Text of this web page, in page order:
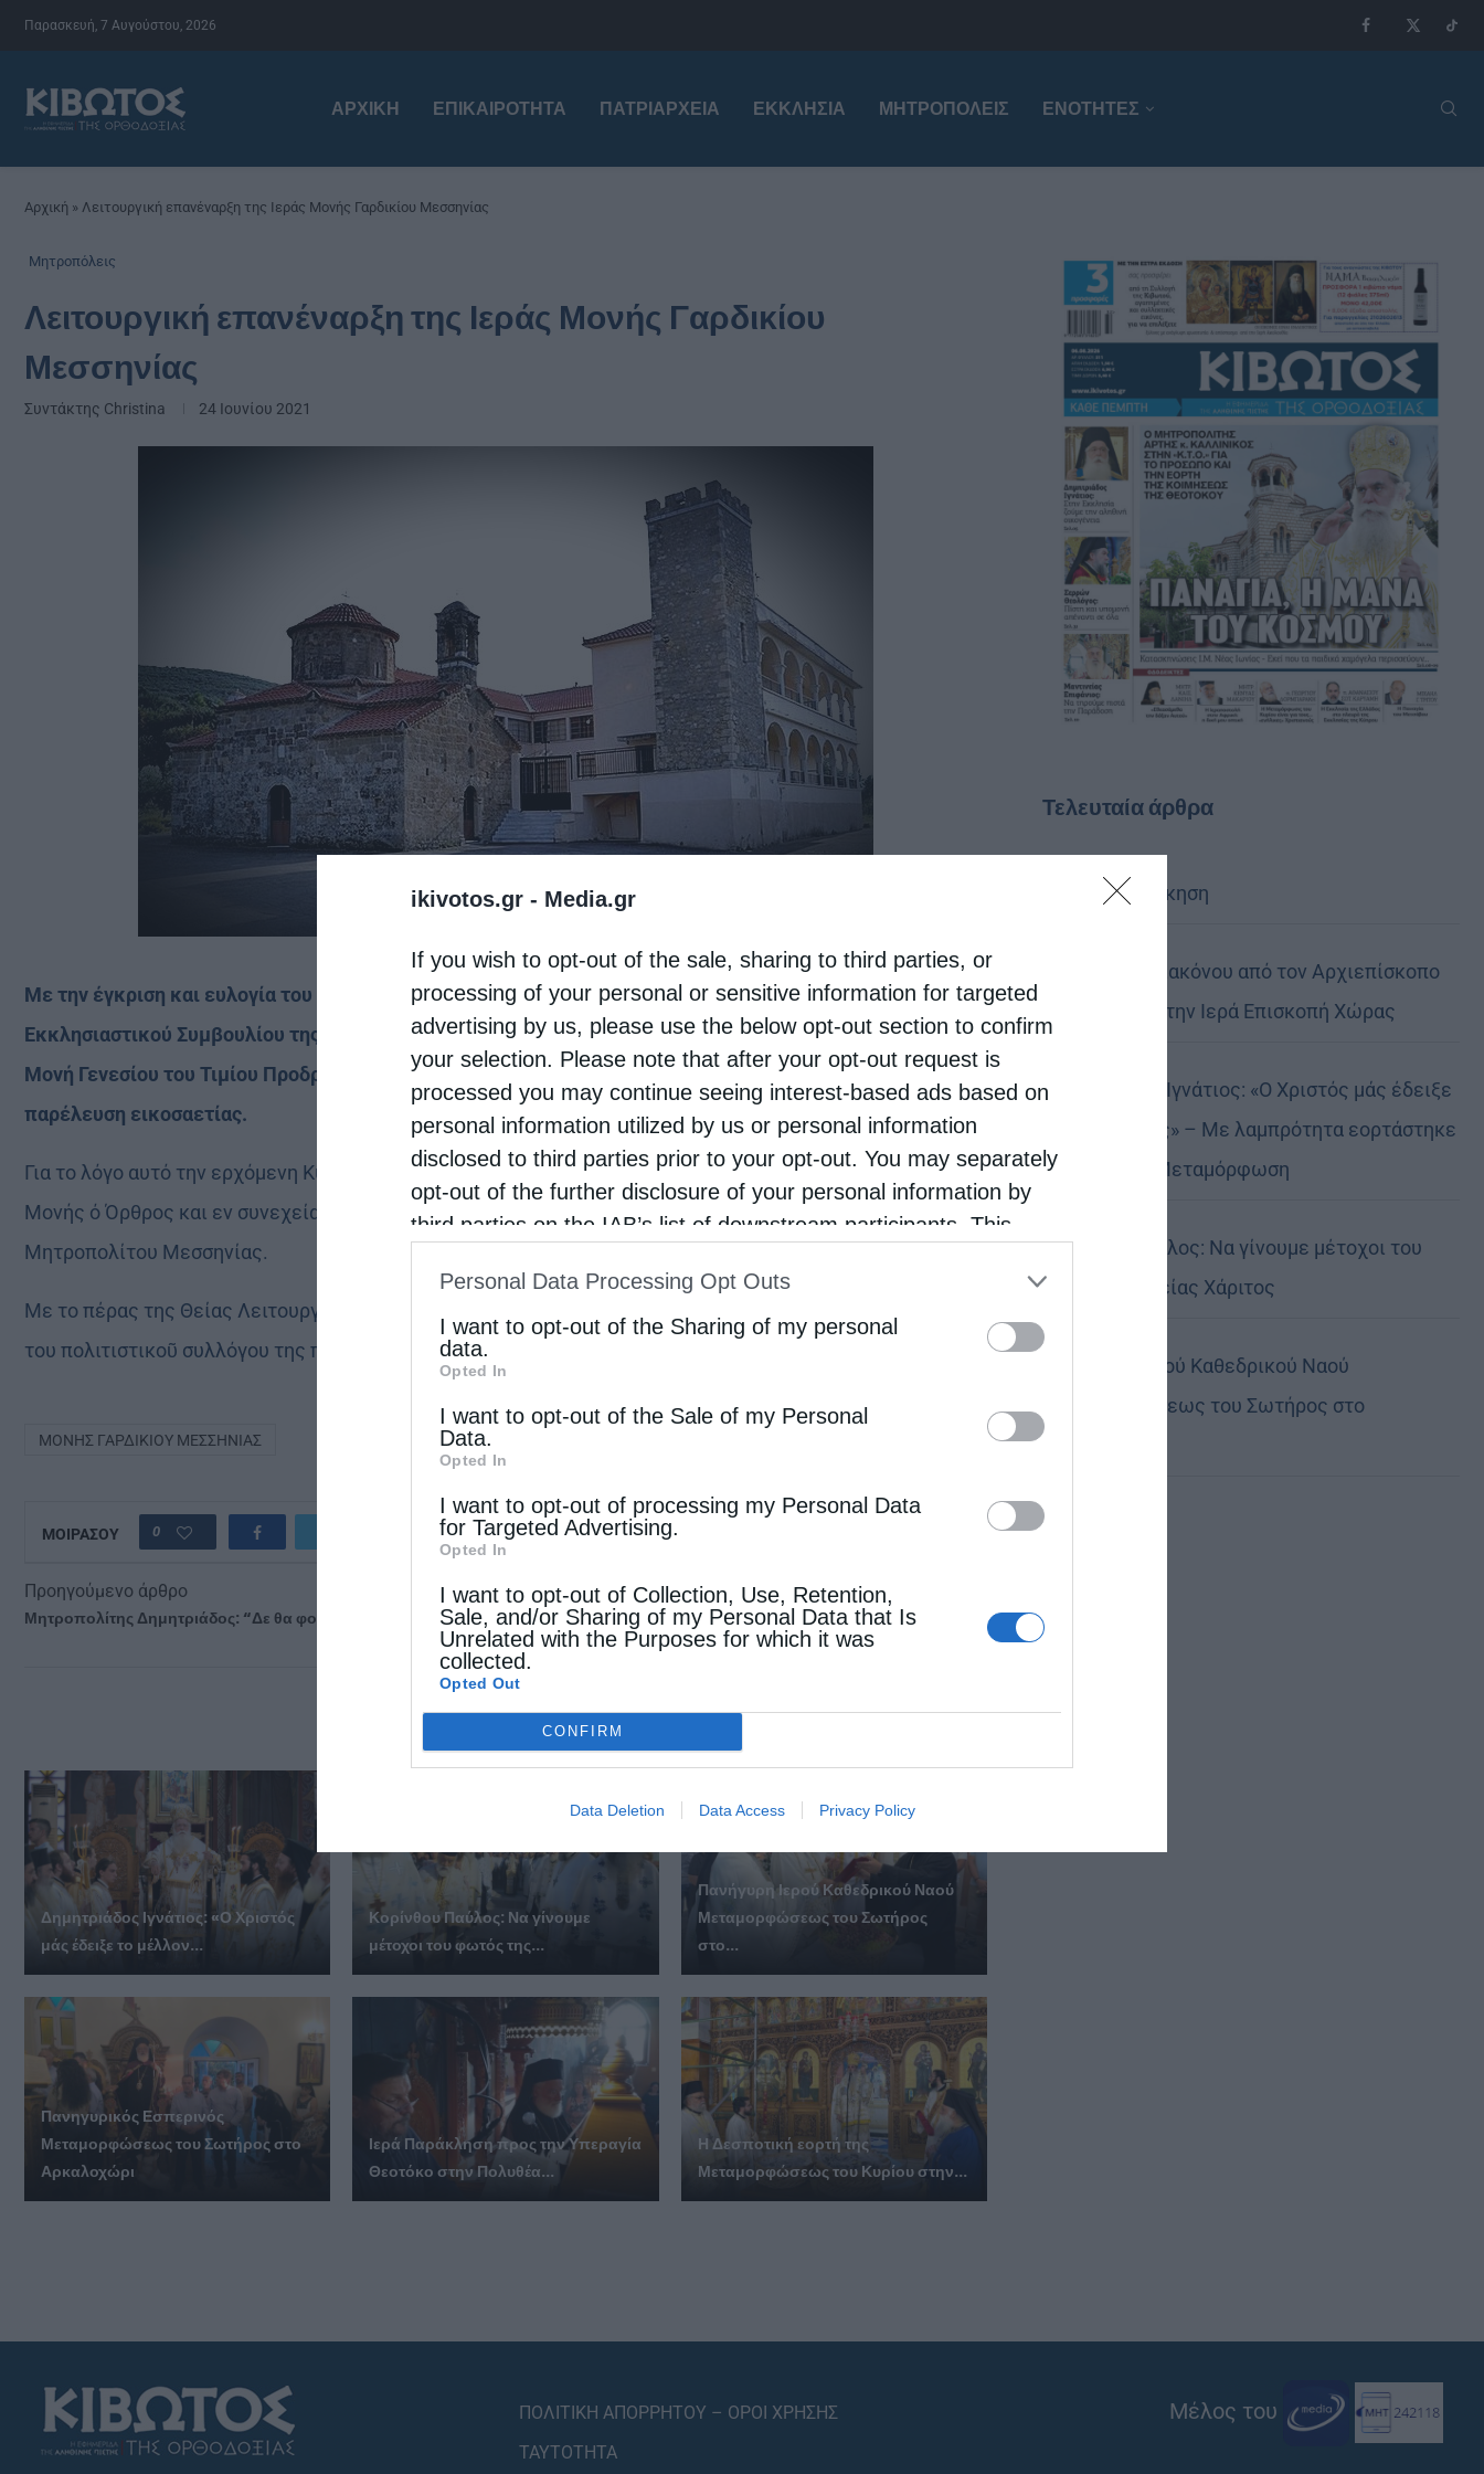
ikivotos.gr - Media.gr
If you wish to opt-out of the sale, sharing to third parties, or
processing of your personal or sensitive information for targeted
advertising by us, please use the below opt-out section to confirm
your selection. Please note that after your opt-out request is
processed you may continue seeing interest-based ads based on
personal information utilized by us or personal information
disclosed to third parties prior to your opt-out. You may separately
opt-out of the further disclosure of your personal information by
third parties on the IAB’s list of downstream participants. This
IAB’s List of Downstream Participantsthat may further disclose it to
other third parties.
Personal Data Processing Opt Outs
I want to opt-out of the Sharing of my personal
data.
Opted In
I want to opt-out of the Sale of my Personal
Data.
Opted In
I want to opt-out of processing my Personal Data
for Targeted Advertising.
Opted In
I want to opt-out of Collection, Use, Retention,
Sale, and/or Sharing of my Personal Data that Is
Unrelated with the Purposes for which it was
collected.
Opted Out
CONFIRM
Data Deletion Data Access Privacy Policy
Παρασκευή, 7 Αυγούστου, 2026
ΑΡΧΙΚΉ ΕΠΙΚΑΙΡΌΤΗΤΑ ΠΑΤΡΙΑΡΧΕΊΑ ΕΚΚΛΗΣΊΑ ΜΗΤΡΟΠΌΛΕΙΣ ΕΝΟΤΗΤΕΣ
Αρχική » Λειτουργική επανέναρξη της Ιεράς Μονής Γαρδικίου Μεσσηνίας
Μητροπόλεις
Λειτουργική επανέναρξη της Ιεράς Μονής Γαρδικίου
Μεσσηνίας
Συντάκτης Christina 24 Ιουνίου 2021
Με την έγκριση και ευλογία του Σεβ. Μητροπολίτη Μεσση­νίας κ. Χρυσοστόμου, μετά από αίτημα του
Εκκλησιαστικού Συμβουλίου της ενορίας Υπαπαντής του Χριστού Αμφείας (Γαρδικίου), η ιστορική Ιερά
Μονή Γενεσίου του Τιμίου Προδρόμου (Κάτω Γαρδικίου), τίθεται και πάλι σε λειτουργική χρήση μετά την
παρέλευση εικοσαετίας.
Για το λόγο αυτό την ερχόμενη Κυριακή 27 Ιουνίου 2021 και ώρα 7 π.μ., θα τελεσθεί στο Καθολικό της Ιεράς
Μονής ό Όρθρος και εν συνεχεία πανηγυρική Αρχιερα­τική Θεία Λειτουργία, υπό του Σεβασμιω­τά­­του
Μητροπολίτου Μεσσηνίας.
Με το πέρας της Θείας Λειτουργίας, θα ακολουθήσει εκδή­λωση με παρα­δο­σιακούς χορούς, από το τμήμα
του πολιτιστικοῦ συλλό­γου της περιοχής «ΟΙ ΑΜΦΕΙΕΙΣ».
ΜΟΝΉΣ ΓΑΡΔΙΚΊΟΥ ΜΕΣΣΗΝΊΑΣ
ΜΟΙΡΑΣΟΥ 0
Προηγούμενο άρθρο
Μητροπολίτης Δημητριάδος: “Δε θα φοβηθούμε”
Επόμενο άρθρο
Σύνοδος Εκκλησίας της Ελλάδος: «Εκφράζουμε τον
αποτροπιασμό μας για την επίθεση”
ΔΕΙΤΕ ΕΠΙΣΗΣ
Δημητριάδος Ιγνάτιος: «Ο Χριστός
μάς έδειξε το μέλλον...
Κορίνθου Παύλος: Να γίνουμε
μέτοχοι του φωτός της...
Πανήγυρη Ιερού Καθεδρικού Ναού
Μεταμορφώσεως του Σωτήρος
στο...
Πανηγυρικός Εσπερινός
Μεταμορφώσεως του Σωτήρος στο
Αρκαλοχώρι
Ιερά Παράκληση προς την Υπεραγία
Θεοτόκο στην Πολυθέα...
Η Δεσποτική εορτή της
Μεταμορφώσεως του Κυρίου στην...
Τελευταία άρθρα
Κακό και εκδίκηση
Χειροτονία Διακόνου από τον Αρχιεπίσκοπο
Αυστραλίας στην Ιερά Επισκοπή Χώρας
Δημητριάδος Ιγνάτιος: «Ο Χριστός μάς έδειξε
το μέλλον μας» – Με λαμπρότητα εορτάστηκε
στον Βόλο η Μεταμόρφωση
Κορίνθου Παύλος: Να γίνουμε μέτοχοι του
φωτός της Θείας Χάριτος
Πανήγυρη Ιερού Καθεδρικού Ναού
Μεταμορφώσεως του Σωτήρος στο
ΠΟΛΙΤΙΚΗ ΑΠΟΡΡΗΤΟΥ – ΟΡΟΙ ΧΡΗΣΗΣ
ΤΑΥΤΟΤΗΤΑ
Μέλος του